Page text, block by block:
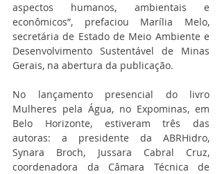
aspectos humanos, ambientais e
econômicos”, prefaciou Marília Melo,
secretária de Estado de Meio Ambiente e
Desenvolvimento Sustentável de Minas
Gerais, na abertura da publicação.
No lançamento presencial do livro
Mulheres pela Água, no Expominas, em
Belo Horizonte, estiveram três das
autoras: a presidente da ABRHidro,
Synara Broch, Jussara Cabral Cruz,
coordenadora da Câmara Técnica de